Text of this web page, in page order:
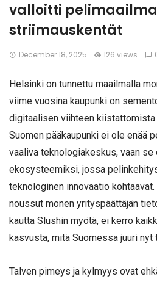
valloitti
striimauskentät
December 18, 2025 126 views
Helsinki on tunnettu maailmalla
viime vuosina kaupunki on
digitaalisen viihteen kiistattomista
Suomen pääkaupunki ei ole enää
vaaliva teknologiakeskus, vaan
ekosysteemiksi, jossa
teknologinen innovaatio
noussut monen yrityspäättäjän
kautta Slushin myötä, ei kerro
kasvusta, mitä Suomessa juuri nyt
Talven pimeys ja kylmyys ovat